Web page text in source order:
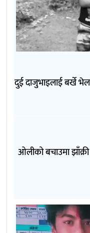
दुई दाजुभाइलाई बर्खे
ओलीको बचाउमा झाँक्री